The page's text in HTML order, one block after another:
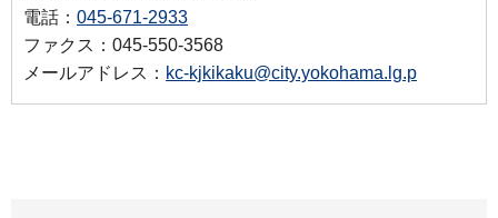
電話： 045-671-2933
ファクス：045-550-3568
メールアドレス： kc-kjkikaku@city.yokohama.lg.p